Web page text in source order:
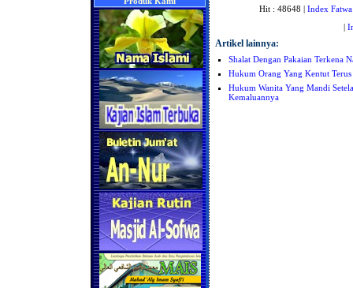
Hit : 48648 | Index Fatwa
|
Artikel lainnya:
Shalat Dengan Pakaian Terkena
Hukum Orang Yang Kentut Terus
Hukum Wanita Yang Mandi
Kemaluannya